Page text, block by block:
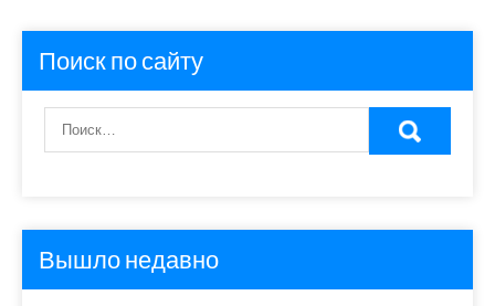
Поиск по сайту
Вышло недавно